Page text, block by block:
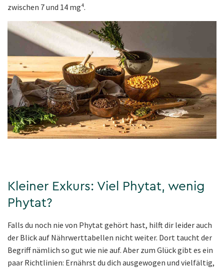
zwischen 7 und 14 mg⁴.
Kleiner Exkurs: Viel Phytat, wenig
Phytat?
Falls du noch nie von Phytat gehört hast, hilft dir leider auch
der Blick auf Nährwerttabellen nicht weiter. Dort taucht der
Begriff nämlich so gut wie nie auf. Aber zum Glück gibt es ein
paar Richtlinien: Ernährst du dich ausgewogen und vielfältig,